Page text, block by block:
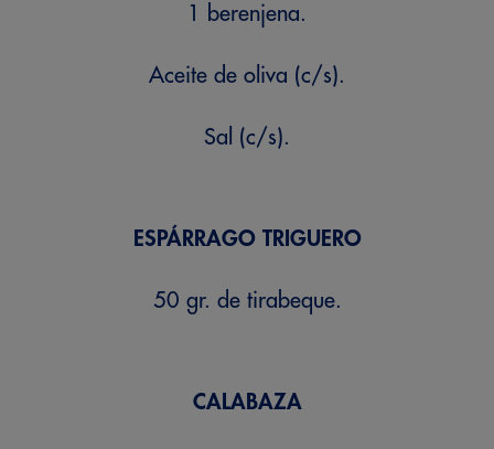
1 berenjena.
Aceite de oliva (c/s).
Sal (c/s).
ESPÁRRAGO TRIGUERO
50 gr. de tirabeque.
CALABAZA